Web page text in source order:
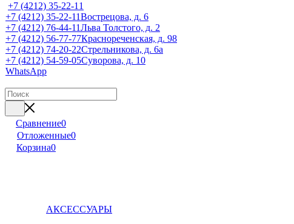
+7 (4212) 35-22-11
+7 (4212) 35-22-11Вострецова, д. 6
+7 (4212) 76-44-11Льва Толстого, д. 2
+7 (4212) 56-77-77Краснореченская, д. 98
+7 (4212) 74-20-22Стрельникова, д. 6а
+7 (4212) 54-59-05Суворова, д. 10
WhatsApp
Сравнение0
Отложенные0
Корзина0
АКСЕССУАРЫ